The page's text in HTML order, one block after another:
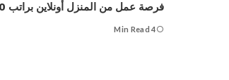
فرصة عمل من المنزل أونلاين براتب 2000 دولار شهريًا
4 Min Read